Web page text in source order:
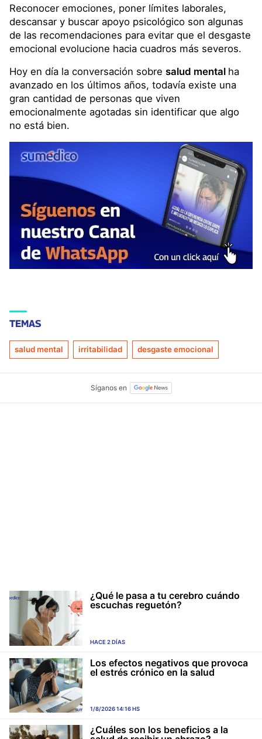
Reconocer emociones, poner límites laborales,
descansar y buscar apoyo psicológico son algunas
de las recomendaciones para evitar que el desgaste
emocional evolucione hacia cuadros más severos.
Hoy en día la conversación sobre salud mental ha
avanzado en los últimos años, todavía existe una
gran cantidad de personas que viven
emocionalmente agotadas sin identificar que algo
no está bien.
TEMAS
salud mental irritabilidad desgaste emocional
¿Qué le pasa a tu cerebro cuándo
escuchas reguetón?
HACE 2 DÍAS
Los efectos negativos que provoca
el estrés crónico en la salud
1/8/2026 14:16 HS
¿Cuáles son los beneficios a la